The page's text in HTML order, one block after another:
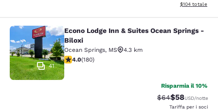
Visualizza i
$104 totale
Econo Lodge Inn & Suites Ocean
41
Econo Lodge Inn & Suites Ocean Springs -
Biloxi
Ocean Springs, MS
4.3 km
Valutazione di 4.03 stelle. Molto buono. 180 recensioni
4.0(180)
Risparmia il 10%
Tariffa di
$64Tariffa
$58USD/notte
Tariffa per i soci